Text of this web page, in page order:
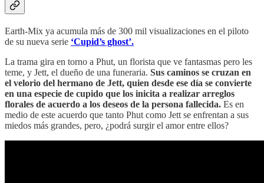
Earth-Mix ya acumula más de 300 mil visualizaciones en el piloto
de su nueva serie ‘Cupid’s ghost’.
La trama gira en torno a Phut, un florista que ve fantasmas pero les
teme, y Jett, el dueño de una funeraria. Sus caminos se cruzan en
el velorio del hermano de Jett, quien desde ese día se convierte
en una especie de cupido que los inicita a realizar arreglos
florales de acuerdo a los deseos de la persona fallecida. Es en
medio de este acuerdo que tanto Phut como Jett se enfrentan a sus
miedos más grandes, pero, ¿podrá surgir el amor entre ellos?